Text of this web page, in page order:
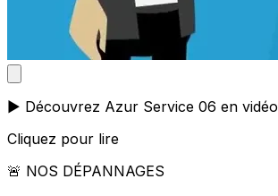
▶️ Découvrez Azur Service 06 en vidéo
Cliquez pour lire
🚨 NOS DÉPANNAGES